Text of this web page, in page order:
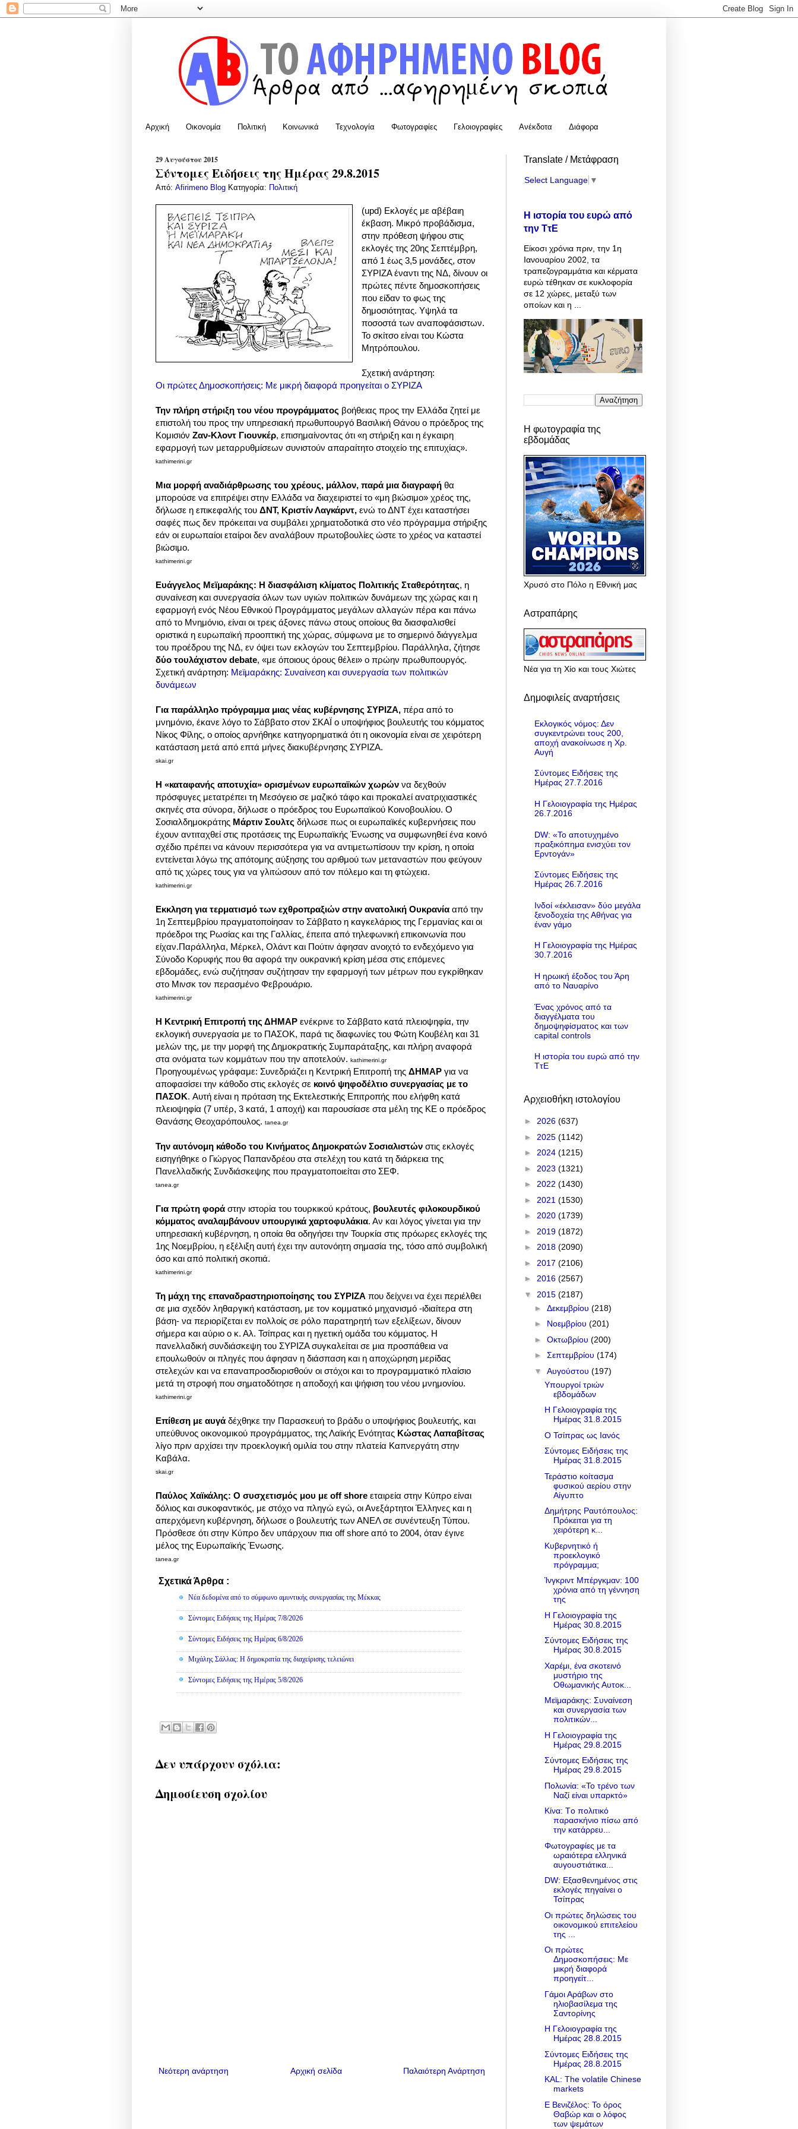
Αρχική Οικονομία Πολιτική Κοινωνικά Τεχνολογία Φωτογραφίες Γελοιογραφίες Ανέκδοτα Διάφορα
29 Αυγούστου 2015
Σύντομες Ειδήσεις της Ημέρας 29.8.2015
Από: Afirimeno Blog Κατηγορία: Πολιτική
(upd) Εκλογές με αβέβαιη
έκβαση. Μικρό προβάδισμα,
στην πρόθεση ψήφου στις
εκλογές της 20ης Σεπτέμβρη,
από 1 έως 3,5 μονάδες, στον
ΣΥΡΙΖΑ έναντι της ΝΔ, δίνουν οι
πρώτες πέντε δημοσκοπήσεις
που είδαν το φως της
δημοσιότητας. Υψηλά τα
ποσοστά των αναποφάσιστων.
Το σκίτσο είναι του Κώστα
Μητρόπουλου.
Σχετική ανάρτηση:
Οι πρώτες Δημοσκοπήσεις: Με μικρή διαφορά προηγείται ο ΣΥΡΙΖΑ
Την πλήρη στήριξη του νέου προγράμματος βοήθειας προς την Ελλάδα ζητεί με
επιστολή του προς την υπηρεσιακή πρωθυπουργό Βασιλική Θάνου ο πρόεδρος της
Κομισιόν Ζαν-Κλοντ Γιουνκέρ, επισημαίνοντας ότι «η στήριξη και η έγκαιρη
εφαρμογή των μεταρρυθμίσεων συνιστούν απαραίτητο στοιχείο της επιτυχίας».
kathimerini.gr
Μια μορφή αναδιάρθρωσης του χρέους, μάλλον, παρά μια διαγραφή θα
μπορούσε να επιτρέψει στην Ελλάδα να διαχειριστεί το «μη βιώσιμο» χρέος της,
δήλωσε η επικεφαλής του ΔΝΤ, Κριστίν Λαγκάρντ, ενώ το ΔΝΤ έχει καταστήσει
σαφές πως δεν πρόκειται να συμβάλει χρηματοδοτικά στο νέο πρόγραμμα στήριξης
εάν οι ευρωπαίοι εταίροι δεν αναλάβουν πρωτοβουλίες ώστε το χρέος να καταστεί
βιώσιμο.
kathimerini.gr
Ευάγγελος Μεϊμαράκης: Η διασφάλιση κλίματος Πολιτικής Σταθερότητας, η
συναίνεση και συνεργασία όλων των υγιών πολιτικών δυνάμεων της χώρας και η
εφαρμογή ενός Νέου Εθνικού Προγράμματος μεγάλων αλλαγών πέρα και πάνω
από το Μνημόνιο, είναι οι τρεις άξονες πάνω στους οποίους θα διασφαλισθεί
οριστικά η ευρωπαϊκή προοπτική της χώρας, σύμφωνα με το σημερινό διάγγελμα
του προέδρου της ΝΔ, εν όψει των εκλογών του Σεπτεμβρίου. Παράλληλα, ζήτησε
δύο τουλάχιστον debate, «με όποιους όρους θέλει» ο πρώην πρωθυπουργός.
Σχετική ανάρτηση: Μεϊμαράκης: Συναίνεση και συνεργασία των πολιτικών
δυνάμεων
Για παράλληλο πρόγραμμα μιας νέας κυβέρνησης ΣΥΡΙΖΑ, πέρα από το
μνημόνιο, έκανε λόγο το Σάββατο στον ΣΚΑΪ ο υποψήφιος βουλευτής του κόμματος
Νίκος Φίλης, ο οποίος αρνήθηκε κατηγορηματικά ότι η οικονομία είναι σε χειρότερη
κατάσταση μετά από επτά μήνες διακυβέρνησης ΣΥΡΙΖΑ.
skai.gr
Η «καταφανής αποτυχία» ορισμένων ευρωπαϊκών χωρών να δεχθούν
πρόσφυγες μετατρέπει τη Μεσόγειο σε μαζικό τάφο και προκαλεί ανατριχιαστικές
σκηνές στα σύνορα, δήλωσε ο πρόεδρος του Ευρωπαϊκού Κοινοβουλίου. Ο
Σοσιαλδημοκράτης Μάρτιν Σουλτς δήλωσε πως οι ευρωπαϊκές κυβερνήσεις που
έχουν αντιταχθεί στις προτάσεις της Ευρωπαϊκής Ένωσης να συμφωνηθεί ένα κοινό
σχέδιο πρέπει να κάνουν περισσότερα για να αντιμετωπίσουν την κρίση, η οποία
εντείνεται λόγω της απότομης αύξησης του αριθμού των μεταναστών που φεύγουν
από τις χώρες τους για να γλιτώσουν από τον πόλεμο και τη φτώχεια.
kathimerini.gr
Εκκληση για τερματισμό των εχθροπραξιών στην ανατολική Ουκρανία από την
1η Σεπτεμβρίου πραγματοποίησαν το Σάββατο η καγκελάριος της Γερμανίας και οι
πρόεδροι της Ρωσίας και της Γαλλίας, έπειτα από τηλεφωνική επικοινωνία που
είχαν.Παράλληλα, Μέρκελ, Ολάντ και Πούτιν άφησαν ανοιχτό το ενδεχόμενο για
Σύνοδο Κορυφής που θα αφορά την ουκρανική κρίση μέσα στις επόμενες
εβδομάδες, ενώ συζήτησαν συζήτησαν την εφαρμογή των μέτρων που εγκρίθηκαν
στο Μινσκ τον περασμένο Φεβρουάριο.
kathimerini.gr
Η Κεντρική Επιτροπή της ΔΗΜΑΡ ενέκρινε το Σάββατο κατά πλειοψηφία, την
εκλογική συνεργασία με το ΠΑΣΟΚ, παρά τις διαφωνίες του Φώτη Κουβέλη και 31
μελών της, με την μορφή της Δημοκρατικής Συμπαράταξης, και πλήρη αναφορά
στα ονόματα των κομμάτων που την αποτελούν. kathimerini.gr
Προηγουμένως γράφαμε: Συνεδριάζει η Κεντρική Επιτροπή της ΔΗΜΑΡ για να
αποφασίσει την κάθοδο στις εκλογές σε κοινό ψηφοδέλτιο συνεργασίας με το
ΠΑΣΟΚ. Aυτή είναι η πρόταση της Εκτελεστικής Επιτροπής που ελήφθη κατά
πλειοψηφία (7 υπέρ, 3 κατά, 1 αποχή) και παρουσίασε στα μέλη της ΚE ο πρόεδρος
Θανάσης Θεοχαρόπουλος. tanea.gr
Την αυτόνομη κάθοδο του Κινήματος Δημοκρατών Σοσιαλιστών στις εκλογές
εισηγήθηκε ο Γιώργος Παπανδρέου στα στελέχη του κατά τη διάρκεια της
Πανελλαδικής Συνδιάσκεψης που πραγματοποιείται στο ΣΕΦ.
tanea.gr
Για πρώτη φορά στην ιστορία του τουρκικού κράτους, βουλευτές φιλοκουρδικού
κόμματος αναλαμβάνουν υπουργικά χαρτοφυλάκια. Αν και λόγος γίνεται για την
υπηρεσιακή κυβέρνηση, η οποία θα οδηγήσει την Τουρκία στις πρόωρες εκλογές της
1ης Νοεμβρίου, η εξέλιξη αυτή έχει την αυτονόητη σημασία της, τόσο από συμβολική
όσο και από πολιτική σκοπιά.
kathimerini.gr
Τη μάχη της επαναδραστηριοποίησης του ΣΥΡΙΖΑ που δείχνει να έχει περιέλθει
σε μια σχεδόν ληθαργική κατάσταση, με τον κομματικό μηχανισμό -ιδιαίτερα στη
βάση- να περιορίζεται εν πολλοίς σε ρόλο παρατηρητή των εξελίξεων, δίνουν
σήμερα και αύριο ο κ. Αλ. Τσίπρας και η ηγετική ομάδα του κόμματος. Η
πανελλαδική συνδιάσκεψη του ΣΥΡΙΖΑ συγκαλείται σε μια προσπάθεια να
επουλωθούν οι πληγές που άφησαν η διάσπαση και η αποχώρηση μερίδας
στελεχών και να επαναπροσδιορισθούν οι στόχοι και το προγραμματικό πλαίσιο
μετά τη στροφή που σηματοδότησε η αποδοχή και ψήφιση του νέου μνημονίου.
kathimerini.gr
Επίθεση με αυγά δέχθηκε την Παρασκευή το βράδυ ο υποψήφιος βουλευτής, και
υπεύθυνος οικονομικού προγράμματος, της Λαϊκής Ενότητας Κώστας Λαπαβίτσας
λίγο πριν αρχίσει την προεκλογική ομιλία του στην πλατεία Καπνεργάτη στην
Καβάλα.
skai.gr
Παύλος Χαϊκάλης: Ο συσχετισμός μου με off shore εταιρεία στην Κύπρο είναι
δόλιος και συκοφαντικός, με στόχο να πληγώ εγώ, οι Ανεξάρτητοι Έλληνες και η
απερχόμενη κυβέρνηση, δήλωσε ο βουλευτής των ΑΝΕΛ σε συνέντευξη Τύπου.
Πρόσθεσε ότι στην Κύπρο δεν υπάρχουν πια off shore από το 2004, όταν έγινε
μέλος της Ευρωπαϊκής Ένωσης.
tanea.gr
Σχετικά Άρθρα :
Νέα δεδομένα από το σύμφωνο αμυντικής συνεργασίας της Μέκκας
Σύντομες Ειδήσεις της Ημέρας 7/8/2026
Σύντομες Ειδήσεις της Ημέρας 6/8/2026
Μιχάλης Σάλλας: Η δημοκρατία της διαχείρισης τελειώνει
Σύντομες Ειδήσεις της Ημέρας 5/8/2026
Δεν υπάρχουν σχόλια:
Δημοσίευση σχολίου
Νεότερη ανάρτηση Παλαιότερη Ανάρτηση
Αρχική σελίδα
Translate / Μετάφραση
Select Language ▼
Η ιστορία του ευρώ από
την ΤτΕ
Είκοσι χρόνια πριν, την 1η
Ιανουαρίου 2002, τα
τραπεζογραμμάτια και κέρματα
ευρώ τέθηκαν σε κυκλοφορία
σε 12 χώρες, μεταξύ των
οποίων και η ...
Η φωτογραφία της
εβδομάδας
Χρυσό στο Πόλο η Εθνική μας
Αστραπάρης
Νέα για τη Χίο και τους Χιώτες
Δημοφιλείς αναρτήσεις
Εκλογικός νόμος: Δεν
συγκεντρώνει τους 200,
αποχή ανακοίνωσε η Χρ.
Αυγή
Σύντομες Ειδήσεις της
Ημέρας 27.7.2016
Η Γελοιογραφία της Ημέρας
26.7.2016
DW: «To αποτυχημένο
πραξικόπημα ενισχύει τον
Ερντογάν»
Σύντομες Ειδήσεις της
Ημέρας 26.7.2016
Ινδοί «έκλεισαν» δύο μεγάλα
ξενοδοχεία της Αθήνας για
έναν γάμο
Η Γελοιογραφία της Ημέρας
30.7.2016
Η ηρωική έξοδος του Άρη
από το Ναυαρίνο
Ένας χρόνος από τα
διαγγέλματα του
δημοψηφίσματος και των
capital controls
Η ιστορία του ευρώ από την
ΤτΕ
Αρχειοθήκη ιστολογίου
► 2026 (637)
► 2025 (1142)
► 2024 (1215)
► 2023 (1321)
► 2022 (1430)
► 2021 (1530)
► 2020 (1739)
► 2019 (1872)
► 2018 (2090)
► 2017 (2106)
► 2016 (2567)
▼ 2015 (2187)
► Δεκεμβρίου (218)
► Νοεμβρίου (201)
► Οκτωβρίου (200)
► Σεπτεμβρίου (174)
▼ Αυγούστου (197)
Υπουργοί τριών
εβδομάδων
Η Γελοιογραφία της
Ημέρας 31.8.2015
Ο Τσίπρας ως Ιανός
Σύντομες Ειδήσεις της
Ημέρας 31.8.2015
Τεράστιο κοίτασμα
φυσικού αερίου στην
Αίγυπτο
Δημήτρης Ραυτόπουλος:
Πρόκειται για τη
χειρότερη κ...
Κυβερνητικό ή
προεκλογικό
πρόγραμμα;
Ίνγκριντ Μπέργκμαν: 100
χρόνια από τη γέννηση
της
Η Γελοιογραφία της
Ημέρας 30.8.2015
Σύντομες Ειδήσεις της
Ημέρας 30.8.2015
Χαρέμι, ένα σκοτεινό
μυστήριο της
Οθωμανικής Αυτοκ...
Μεϊμαράκης: Συναίνεση
και συνεργασία των
πολιτικών...
Η Γελοιογραφία της
Ημέρας 29.8.2015
Σύντομες Ειδήσεις της
Ημέρας 29.8.2015
Πολωνία: «Το τρένο των
Ναζί είναι υπαρκτό»
Κίνα: Tο πολιτικό
παρασκήνιο πίσω από
την κατάρρευ...
Φωτογραφίες με τα
ωραιότερα ελληνικά
αυγουστιάτικα...
DW: Εξασθενημένος στις
εκλογές πηγαίνει ο
Τσίπρας
Οι πρώτες δηλώσεις του
οικονομικού επιτελείου
της ...
Οι πρώτες
Δημοσκοπήσεις: Με
μικρή διαφορά
προηγείτ...
Γάμοι Αράβων στο
ηλιοβασίλεμα της
Σαντορίνης
Η Γελοιογραφία της
Ημέρας 28.8.2015
Σύντομες Ειδήσεις της
Ημέρας 28.8.2015
KAL: The volatile Chinese
markets
Ε Βενιζέλος: Το όρος
Θαβώρ και ο λόφος
των ψεμάτων